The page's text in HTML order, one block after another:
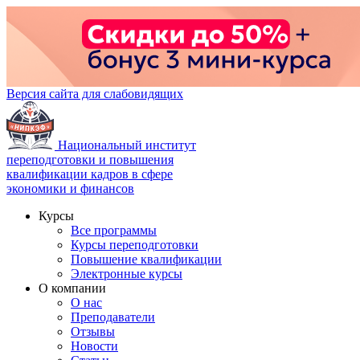
Версия сайта для слабовидящих
Национальный институт
переподготовки и повышения
квалификации кадров в сфере
экономики и финансов
Курсы
Все программы
Курсы переподготовки
Повышение квалификации
Электронные курсы
О компании
О нас
Преподаватели
Отзывы
Новости